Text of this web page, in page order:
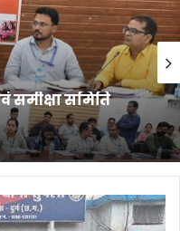
की हत्या का
पहुंची पुलिस;